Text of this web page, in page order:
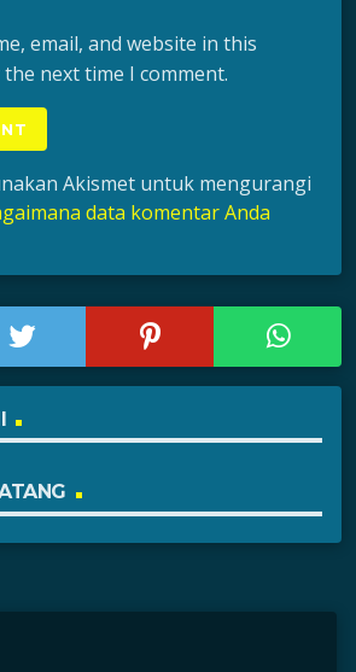
email, and website in this
next time I comment.
Akismet untuk mengurangi
data komentar Anda